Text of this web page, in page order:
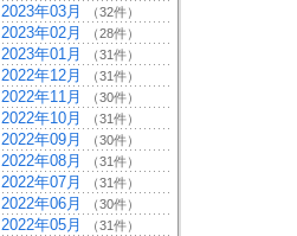
2023年03月 （32件）
2023年02月 （28件）
2023年01月 （31件）
2022年12月 （31件）
2022年11月 （30件）
2022年10月 （31件）
2022年09月 （30件）
2022年08月 （31件）
2022年07月 （31件）
2022年06月 （30件）
2022年05月 （31件）